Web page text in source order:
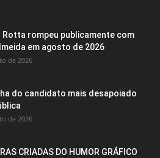
Rotta rompeu publicamente com
em agosto de 2026
de 2026
do candidato mais desapoiado
de 2026
CRIADAS DO HUMOR GRÁFICO